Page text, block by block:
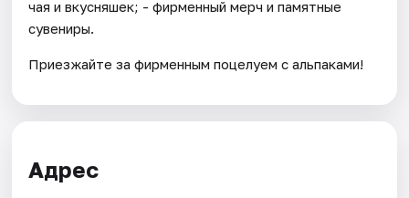
чая и вкусняшек; - фирменный мерч и памятные
сувениры.
Приезжайте за фирменным поцелуем с альпаками!
Адрес